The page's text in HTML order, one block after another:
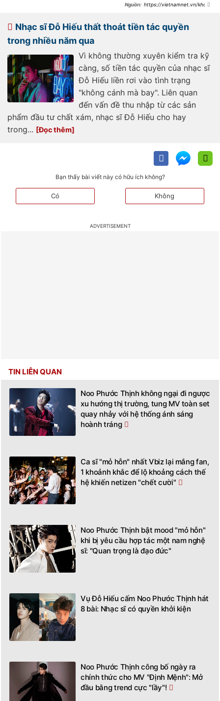
https://vietnamnet.vn/khong
2417056.html
Nhạc sĩ Đỗ Hiếu thất thoát tiền tác quyền
trong nhiều năm qua
Vì không thường xuyên kiểm tra kỹ
càng, số tiền tác quyền của nhạc sĩ
Đỗ Hiếu liền rơi vào tình trạng
"không cánh mà bay". Liên quan
đến vấn đề thu nhập từ các sản
phẩm đầu tư chất xám, nhạc sĩ Đỗ Hiếu cho hay
trong...
Bạn thấy bài viết này có hữu ích không?
Có Không
TIN LIÊN QUAN
Noo Phước Thịnh không ngại đi ngược
xu hướng thị trường, tung MV toàn set
quay nhảy với hệ thống ánh sáng
hoành tráng
Ca sĩ "mỏ hỗn" nhất Vbiz lại mắng fan,
1 khoảnh khắc để lộ khoảng cách thế
hệ khiến netizen "chết cười"
Noo Phước Thịnh bật mood "mỏ hỗn"
khi bị yêu cầu hợp tác một nam nghệ
sĩ: "Quan trọng là đạo đức"
Vụ Đỗ Hiếu cấm Noo Phước Thịnh hát
8 bài: Nhạc sĩ có quyền khởi kiện
Noo Phước Thịnh công bố ngày ra
chính thức cho MV "Định Mệnh": Mở
đầu bằng trend cực "lầy"!